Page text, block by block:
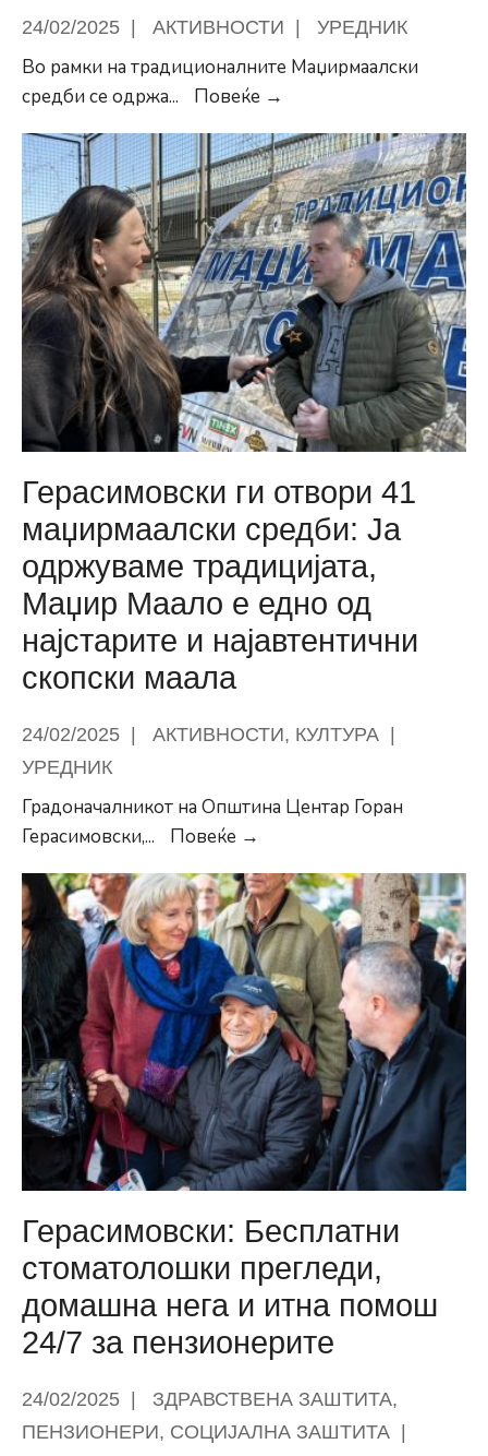
24/02/2025 АКТИВНОСТИ УРЕДНИК
Во рамки на традиционалните Маџирмаалски
средби се одржа... Повеќе →
екипата
на
Општина
Центар
извојува
победа
против
екипата
на
Општина
Кисела
Герасимовски ги отвори 41
маџирмаалски средби: Ја
одржуваме традицијата,
Маџир Маало е едно од
најстарите и најавтентични
скопски маала
24/02/2025 | АКТИВНОСТИ, КУЛТУРА |
УРЕДНИК
Градоначалникот на Општина Центар Горан
Герасимовски,... Повеќе →
отвори
41
маџирмаалски
средби: Ја
одржуваме
традицијата,
Маџир
Маало
е
едно
од
најстарите
и
најавтентични
скопски
маала
Герасимовски: Бесплатни
стоматолошки прегледи,
домашна нега и итна помош
24/7 за пензионерите
24/02/2025 | ЗДРАВСТВЕНА ЗАШТИТА,
ПЕНЗИОНЕРИ, СОЦИЈАЛНА ЗАШТИТА |